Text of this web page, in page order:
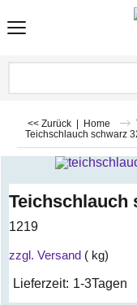
<< Zurück | Home
Teichschlauch schwarz
Teichschlauch
1219
zzgl. Versand kg
Lieferzeit: 1-3Tagen